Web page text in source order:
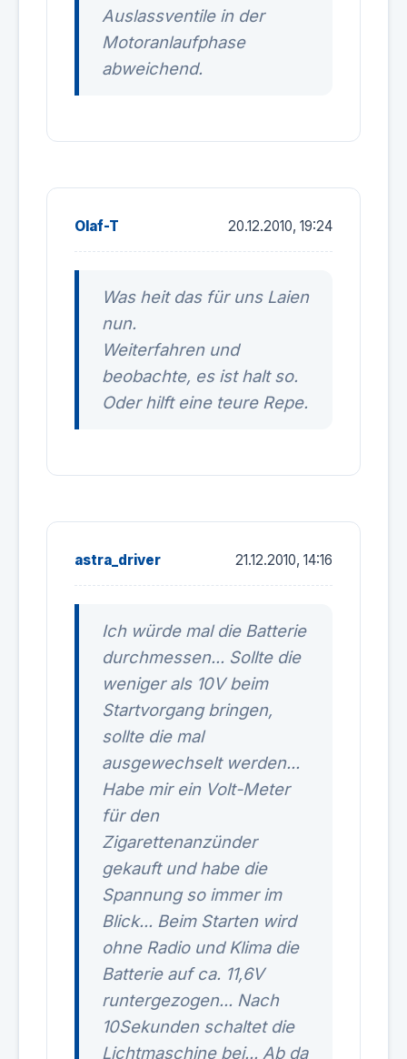
Auslassventile in der
Motoranlaufphase
abweichend.
Olaf-T 20.12.2010, 19:24
Was heit das für uns Laien
nun.
Weiterfahren und
beobachte, es ist halt so.
Oder hilft eine teure Repe.
astra_driver 21.12.2010, 14:16
Ich würde mal die Batterie
durchmessen... Sollte die
weniger als 10V beim
Startvorgang bringen,
sollte die mal
ausgewechselt werden...
Habe mir ein Volt-Meter
für den
Zigarettenanzünder
gekauft und habe die
Spannung so immer im
Blick... Beim Starten wird
ohne Radio und Klima die
Batterie auf ca. 11,6V
runtergezogen... Nach
10Sekunden schaltet die
Lichtmaschine bei... Ab da